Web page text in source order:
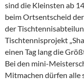
sind die Kleinsten ab
beim Ortsentscheid
der
Tischtennisprojekt
einen Tag lang die
Bei den mini-
Mitmachen dürfen